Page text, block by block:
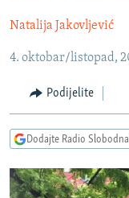
na
navigaciju
Pređite
pretragu
KOSOVO
CRNA GORA
VIZUELNO
FOTOGALERIJE
INFOGRAFIKE
PODCASTI
RAT U UKRAJINI
KINA NA BALKANU
Natalija Jakovljević
4. oktobar/listopad,
Podijelite
Dodajte Radio